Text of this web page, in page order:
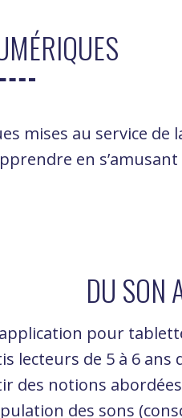
mises au service
en
DU SON
pour
lecteurs de 5 à 6 ans
des notions abordées
des sons